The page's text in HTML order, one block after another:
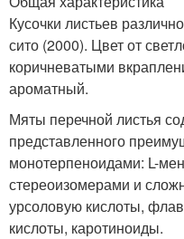
Кусочки листьев
сито (2000). Цвет от
коричневатыми
ароматный.
Мяты перечной листья
представленного
монотерпеноидами: L-
стереоизомерами и
урсоловую кислоты,
кислоты, каротиноиды.